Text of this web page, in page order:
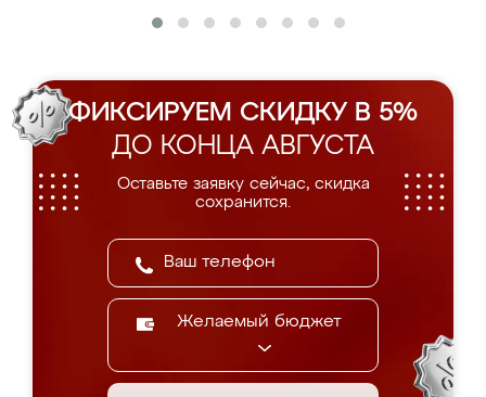
ФИКСИРУЕМ СКИДКУ В 5%
ДО КОНЦА АВГУСТА
Оставьте заявку сейчас, скидка
сохранится.
Желаемый бюджет